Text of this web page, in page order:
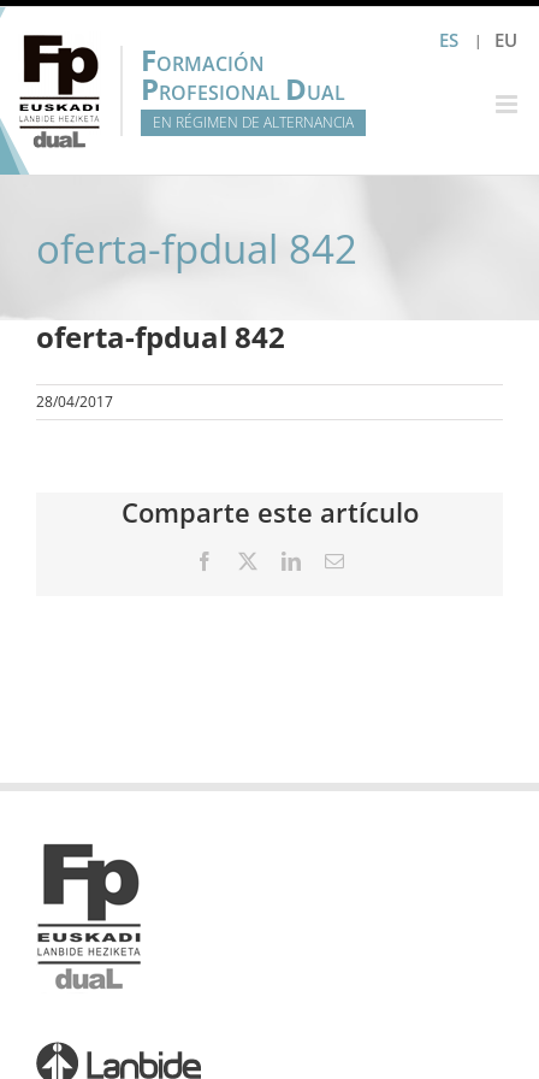
Saltar
contenido
ES EU
FORMACIÓN
PROFESIONAL DUAL
EN RÉGIMEN DE ALTERNANCIA
oferta-fpdual 842
oferta-fpdual 842
28/04/2017
Comparte este artículo
Facebook LinkedInCorreo